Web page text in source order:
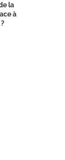
la
à